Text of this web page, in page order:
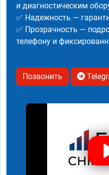
и диагностическим
✅ Надежность —
✅ Прозрачность —
телефону и
Позвонить